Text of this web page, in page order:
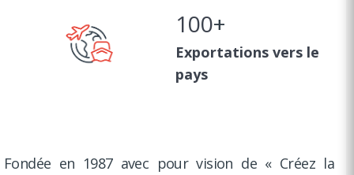
100+
Exportations vers le
pays
Fondée en 1987 avec pour vision de « Créez la